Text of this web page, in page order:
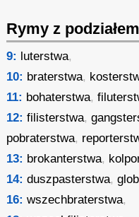
Rymy z
9: luterstwa,
10: braterstwa,
11: bohaterstwa,
12: filisterstwa,
pobraterstwa,
13: brokanterstwa,
14: duszpasterstwa,
16: wszechbraterstwa,